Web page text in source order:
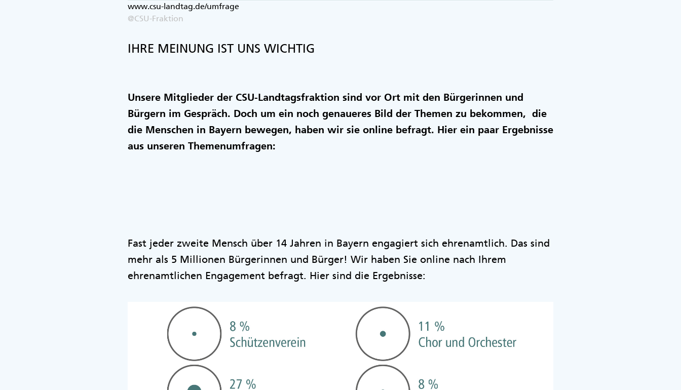
www.csu-landtag.de/umfrage
@CSU-Fraktion
IHRE MEINUNG IST UNS WICHTIG
Unsere Mitglieder der CSU-Landtagsfraktion sind vor Ort mit den Bürgerinnen und
Bürgern im Gespräch. Doch um ein noch genaueres Bild der Themen zu bekommen, die
die Menschen in Bayern bewegen, haben wir sie online befragt. Hier ein paar Ergebnisse
aus unseren Themenumfragen:
Fast jeder zweite Mensch über 14 Jahren in Bayern engagiert sich ehrenamtlich. Das sind
mehr als 5 Millionen Bürgerinnen und Bürger! Wir haben Sie online nach Ihrem
ehrenamtlichen Engagement befragt. Hier sind die Ergebnisse: